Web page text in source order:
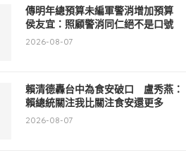
傳明年總預算未編軍警消增加預算
侯友宜：照顧警消同仁絕不是口號
2026-08-07
賴清德轟台中為食安破口 盧秀燕：
賴總統關注我比關注食安還更多
2026-08-07